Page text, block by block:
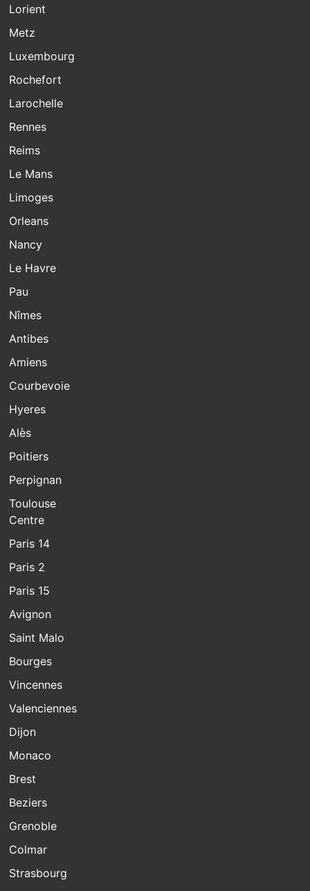
Lorient
Metz
Luxembourg
Rochefort
Larochelle
Rennes
Reims
Le Mans
Limoges
Orleans
Nancy
Le Havre
Pau
Nîmes
Antibes
Amiens
Courbevoie
Hyeres
Alès
Poitiers
Perpignan
Toulouse
Centre
Paris 14
Paris 2
Paris 15
Avignon
Saint Malo
Bourges
Vincennes
Valenciennes
Dijon
Monaco
Brest
Beziers
Grenoble
Colmar
Strasbourg